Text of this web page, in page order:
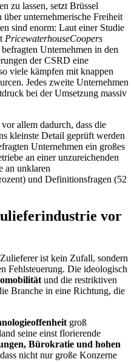
zu lassen, setzt Brüssel
unternehmerische Freiheit
sind enorm: Laut einer Studie
PricewaterhouseCoopers
Unternehmen in den
der CSRD eine
viele kämpfen mit knappen
Jedes zweite Unternehmen
bei der Umsetzung massiv
allem dadurch, dass die
kleinste Detail geprüft werden
Unternehmen ein großes
an einer unzureichenden
an unklaren
und Definitionsfragen (52
vor
ist kein Zufall, sondern
Fehlsteuerung. Die ideologisch
und die restriktiven
Branche in eine Richtung, die
groß
seine einst florierende
Bürokratie und hohen
nicht nur große Konzerne